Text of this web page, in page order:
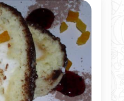
мягкую
а пахнет на